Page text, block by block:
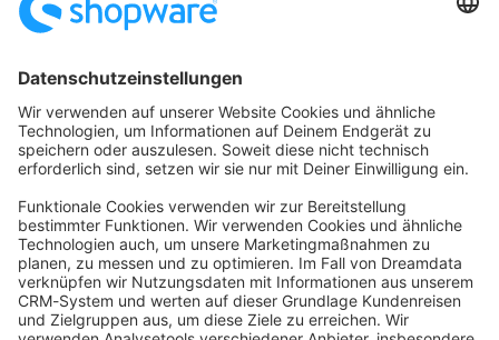
Angetrieben vonDiscourse, beste Erfahrung mit aktiviertem